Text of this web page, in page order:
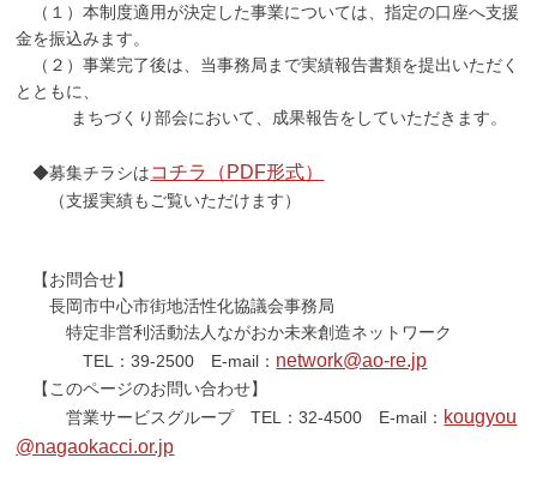
（１）本制度適用が決定した事業については、指定の口座へ支援
金を振込みます。
（２）事業完了後は、当事務局まで実績報告書類を提出いただく
とともに、
まちづくり部会において、成果報告をしていただきます。
◆募集チラシはコチラ（PDF形式）
（支援実績もご覧いただけます）
【お問合せ】
長岡市中心市街地活性化協議会事務局
特定非営利活動法人ながおか未来創造ネットワーク
TEL：39-2500 E-mail： network@ao-re.jp
【このページのお問い合わせ】
営業サービスグループ TEL：32-4500 E-mail： kougyou
@nagaokacci.or.jp